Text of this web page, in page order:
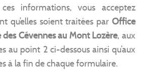
informations, vous acceptez
qu’elles soient traitées par Office
des Cévennes au Mont Lozère, aux
au point 2 ci-dessous ainsi qu’aux
à la fin de chaque formulaire.